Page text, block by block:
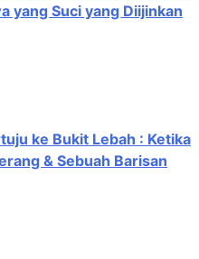
yang Suci yang Diijinkan
ke Bukit Lebah : Ketika
& Sebuah Barisan